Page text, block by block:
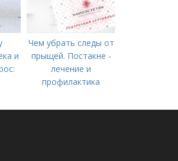
и
Чем убрать следы от
прыщей. Постакне -
лечение и
профилактика